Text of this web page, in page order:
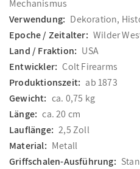
Mechanismus
Verwendung: Dekoration,
Epoche / Zeitalter: Wilder
Land / Fraktion: USA
Entwickler: Colt Firearms
Produktionszeit: ab 1873
Gewicht: ca. 0,75 kg
Länge: ca. 20 cm
Lauflänge: 2,5 Zoll
Material: Metall
Griffschalen-Ausführung: